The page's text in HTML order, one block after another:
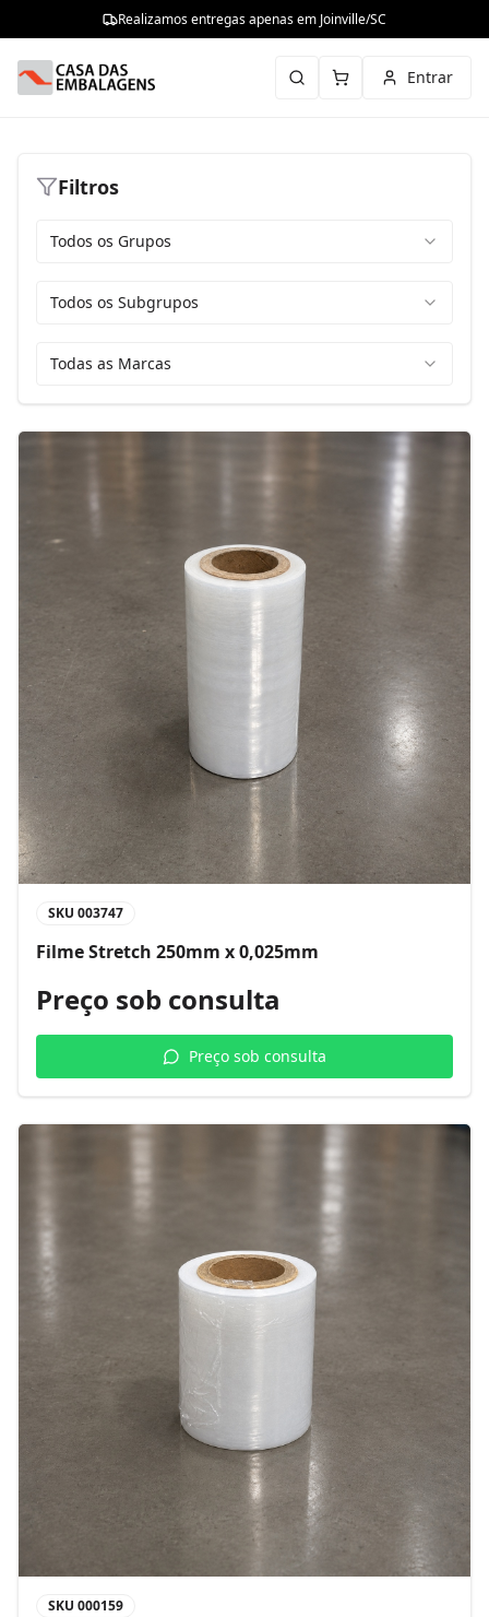
Realizamos entregas apenas em Joinville/SC
Entrar
Filtros
Todos os Grupos
Todos os Subgrupos
Todas as Marcas
SKU 003747
Filme Stretch 250mm x 0,025mm
Preço sob consulta
Preço sob consulta
SKU 000159